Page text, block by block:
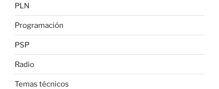
PLN
Programación
PSP
Radio
Temas técnicos